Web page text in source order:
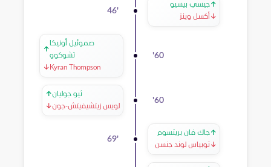
↑جيسي بيسيو
↓ أكسل وينز
46'
60
'
↑
صموئيل أونيكا
تشوكوو
↓ Kyran Thompson
60
'
↑ثيو جوليان
↓لويس زيتشيفيتش-جون
↑جاك فان بريتسوم
↓ توبياس لوند جنسن
69'